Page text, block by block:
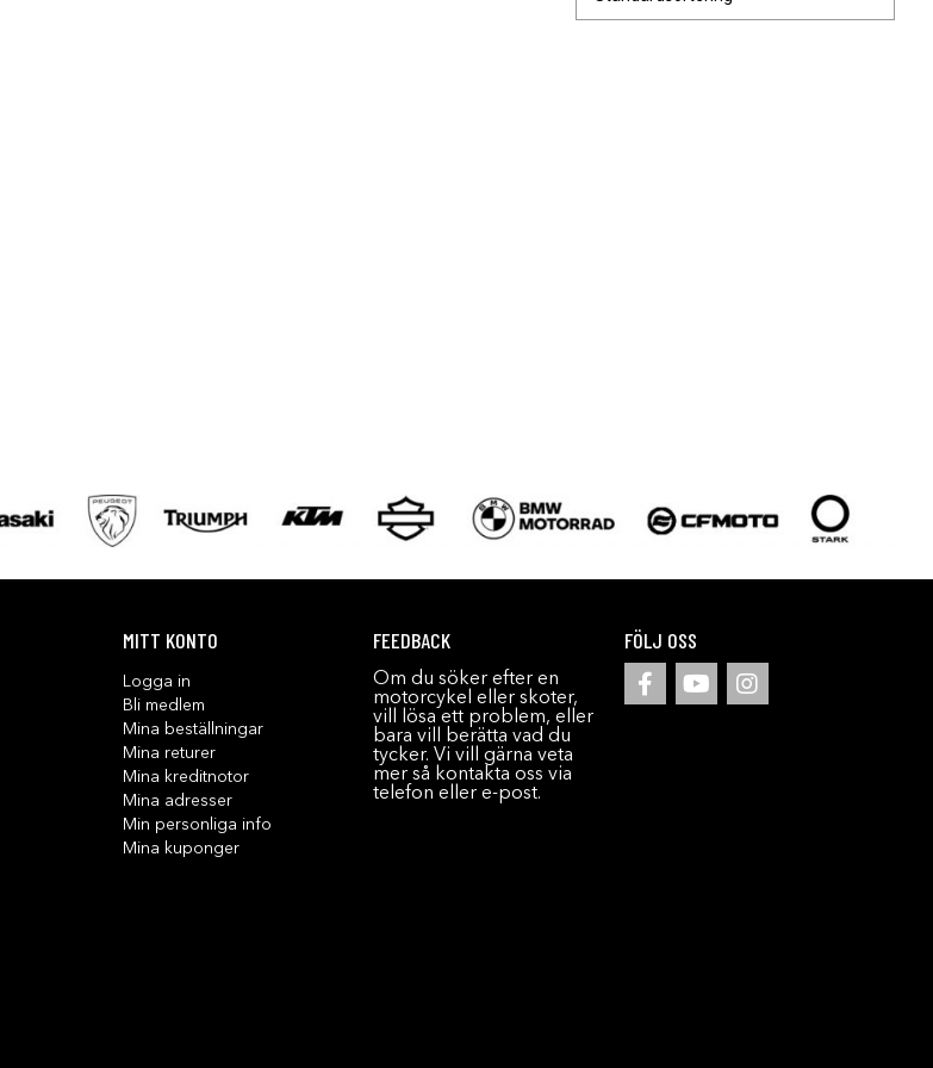
MITT KONTO
Logga in
Bli medlem
Mina beställningar
Mina returer
Mina kreditnotor
Mina adresser
Min personliga info
Mina kuponger
FEEDBACK
Om du söker efter en
motorcykel eller skoter,
vill lösa ett problem, eller
bara vill berätta vad du
tycker. Vi vill gärna veta
mer så kontakta oss via
telefon eller e-post.
FÖLJ OSS